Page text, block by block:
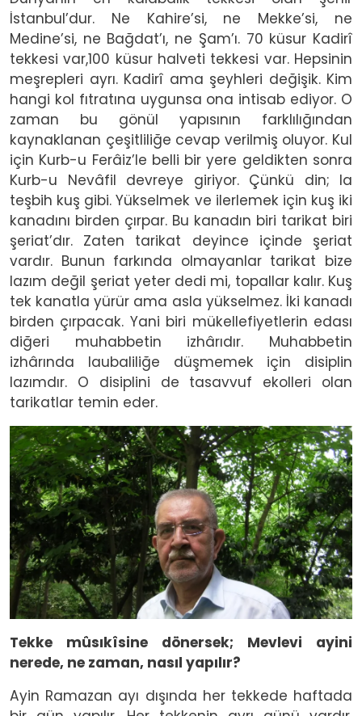
İstanbul’dur. Ne Kahire’si, ne Mekke’si, ne
Medine’si, ne Bağdat’ı, ne Şam’ı. 70 küsur Kadirî
tekkesi var,100 küsur halveti tekkesi var. Hepsinin
meşrepleri ayrı. Kadirî ama şeyhleri değişik. Kim
hangi kol fıtratına uygunsa ona intisab ediyor. O
zaman bu gönül yapısının farklılığından
kaynaklanan çeşitliliğe cevap verilmiş oluyor. Kul
için Kurb-u Ferâiz’le belli bir yere geldikten sonra
Kurb-u Nevâfil devreye giriyor. Çünkü din; la
teşbih kuş gibi. Yükselmek ve ilerlemek için kuş iki
kanadını birden çırpar. Bu kanadın biri tarikat biri
şeriat’dır. Zaten tarikat deyince içinde şeriat
vardır. Bunun farkında olmayanlar tarikat bize
lazım değil şeriat yeter dedi mi, topallar kalır. Kuş
tek kanatla yürür ama asla yükselmez. İki kanadı
birden çırpacak. Yani biri mükellefiyetlerin edası
diğeri muhabbetin izhârıdır. Muhabbetin
izhârında laubaliliğe düşmemek için disiplin
lazımdır. O disiplini de tasavvuf ekolleri olan
tarikatlar temin eder.
Image
Tekke mûsıkîsine dönersek; Mevlevi ayini
nerede, ne zaman, nasıl yapılır?
Ayin Ramazan ayı dışında her tekkede haftada